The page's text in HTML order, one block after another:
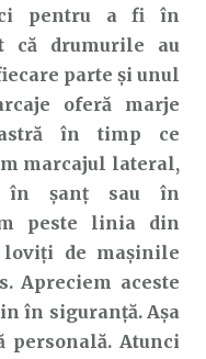
pentru a fi în
că drumurile au
parte și unul
oferă marje
în timp ce
marcajul lateral,
în șanț sau în
peste linia din
de mașinile
Apreciem aceste
în siguranță. Așa
personală. Atunci